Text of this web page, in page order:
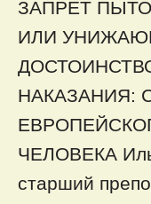
ЗАПРЕТ
ИЛИ
НАКАЗАНИЯ:
ЧЕЛОВЕКА
старший